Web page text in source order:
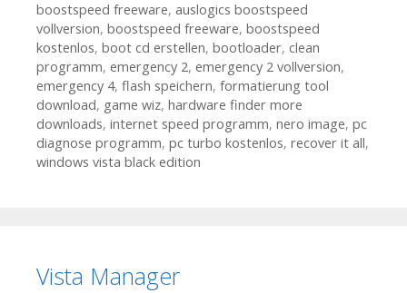
boostspeed freeware, auslogics boostspeed
vollversion, boostspeed freeware, boostspeed
kostenlos, boot cd erstellen, bootloader, clean
programm, emergency 2, emergency 2 vollversion,
emergency 4, flash speichern, formatierung tool
download, game wiz, hardware finder more
downloads, internet speed programm, nero image, pc
diagnose programm, pc turbo kostenlos, recover it all,
windows vista black edition
Vista Manager